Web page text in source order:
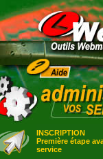
INSCRIPTION
Première étape
service